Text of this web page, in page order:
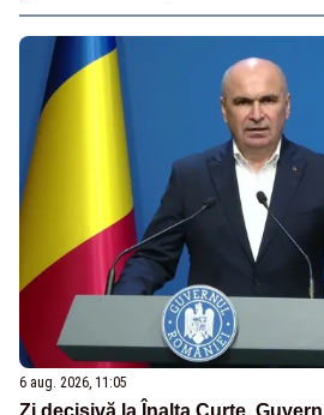
6 aug. 2026, 11:05